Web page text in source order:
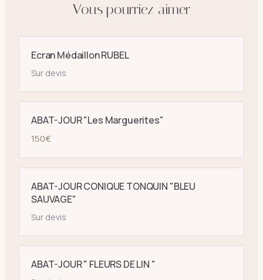
Vous pourriez aimer
Ecran Médaillon RUBEL
Sur devis
ABAT-JOUR "Les Marguerites"
150€
ABAT-JOUR CONIQUE TONQUIN "BLEU
SAUVAGE"
Sur devis
ABAT-JOUR " FLEURS DE LIN "